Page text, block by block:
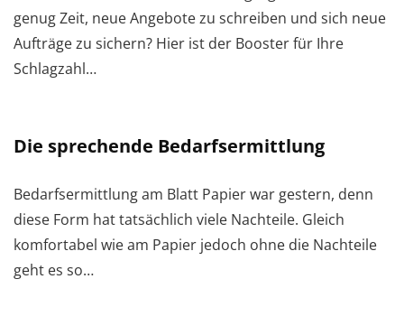
genug Zeit, neue Angebote zu schreiben und sich neue
Aufträge zu sichern? Hier ist der Booster für Ihre
Schlagzahl…
Die sprechende Bedarfsermittlung
Bedarfsermittlung am Blatt Papier war gestern, denn
diese Form hat tatsächlich viele Nachteile. Gleich
komfortabel wie am Papier jedoch ohne die Nachteile
geht es so…